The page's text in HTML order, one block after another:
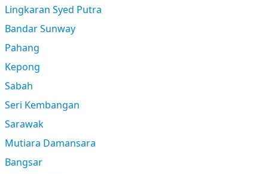
Lingkaran Syed Putra
Bandar Sunway
Pahang
Kepong
Sabah
Seri Kembangan
Sarawak
Mutiara Damansara
Bangsar